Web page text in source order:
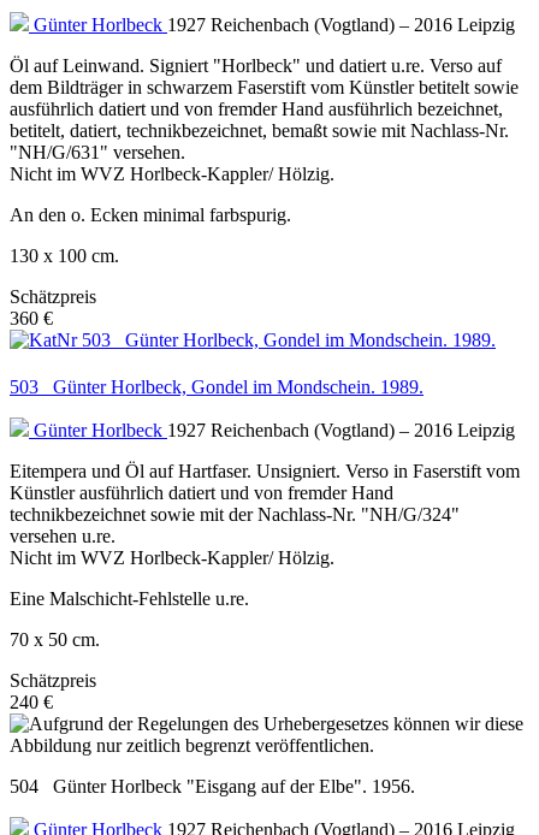
Günter Horlbeck 1927 Reichenbach (Vogtland) – 2016 Leipzig
Öl auf Leinwand. Signiert "Horlbeck" und datiert u.re. Verso auf
dem Bildträger in schwarzem Faserstift vom Künstler betitelt sowie
ausführlich datiert und von fremder Hand ausführlich bezeichnet,
betitelt, datiert, technikbezeichnet, bemaßt sowie mit Nachlass-Nr.
"NH/G/631" versehen.
Nicht im WVZ Horlbeck-Kappler/ Hölzig.
An den o. Ecken minimal farbspurig.
130 x 100 cm.
Schätzpreis
360 €
503 Günter Horlbeck, Gondel im Mondschein. 1989.
Günter Horlbeck 1927 Reichenbach (Vogtland) – 2016 Leipzig
Eitempera und Öl auf Hartfaser. Unsigniert. Verso in Faserstift vom
Künstler ausführlich datiert und von fremder Hand
technikbezeichnet sowie mit der Nachlass-Nr. "NH/G/324"
versehen u.re.
Nicht im WVZ Horlbeck-Kappler/ Hölzig.
Eine Malschicht-Fehlstelle u.re.
70 x 50 cm.
Schätzpreis
240 €
504 Günter Horlbeck "Eisgang auf der Elbe". 1956.
Günter Horlbeck 1927 Reichenbach (Vogtland) – 2016 Leipzig